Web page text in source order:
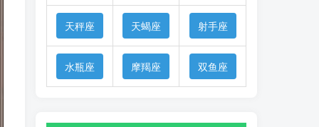
天秤座 天蝎座 射手座
水瓶座 摩羯座 双鱼座